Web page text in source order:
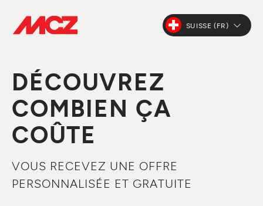
SUISSE (FR)
DÉCOUVREZ
COMBIEN ÇA
COÛTE
VOUS RECEVEZ UNE OFFRE
PERSONNALISÉE ET GRATUITE